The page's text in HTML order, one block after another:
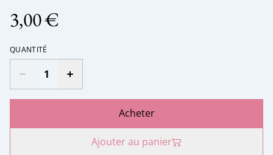
3,00 €
QUANTITÉ
Acheter
Ajouter au panier